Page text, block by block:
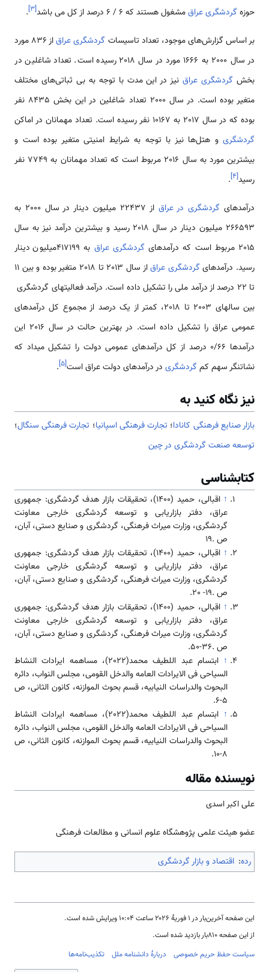
حوزه گردشگری عراقمشغول هستند که 6 / 6 درصد از کل می باشد [۳]
.
بر اساس گزارش‌های موجود، تعداد تاسیسات گردشگری عراق
از 836 مورد
در سال 2000 به 1666 مورد در سال 2018 رسیده است. تعداد شاغلین در
بخش گردشگری عراقنیز در این مدت با توجه به بی­ ثباتی‌های مختلف
متغیر بوده است. در سال 2000 تعداد شاغلین در این بخش 8435 نفر
بوده که در سال 2017 به 10167 نفر رسیده است. تعداد مهمانان در اماکن
گردشگری و هتل‌ها نیز با توجه به شرایط امنیتی متغیر بوده است و
بیشترین مورد به سال 2016 مربوط است که تعداد مهمانان به 7749 نفر
رسید[۴]
.
درآمدهای گردشگری در عراق
از 22437 میلیون دینار در سال 2000 به
266593 میلیون دینار در سال 2018 رسید و بیشترین درآمد نیز به سال
2015 مربوط است که درآمدهای
گردشگری عراق
به 417199میلیون دینار
رسید. درآمدهای گردشگری عراق
از سال 2013 تا 2018 متغیر بوده و بین 11
تا 22 درصد از درآمد ملی را تشکیل داده است. درآمد فعالیتهای گردشگری
بین سالهای 2003 تا 2018، کمتر از یک درصد از مجموع کل درآمدهای
عمومی عراق را تشکیل داده است. در بهترین حالت در سال 2016 این
درآمدها 0/66 درصد از کل درآمدهای عمومی دولت را تشکیل می­داد که
نشاتنگر سهم کم گردشگری در درآمدهای دولت عراق است[۵]
.
نیز نگاه کنید به
بازار صنایع فرهنگی کانادا؛ تجارت فرهنگی اسپانیا؛ تجارت فرهنگی سنگال؛
توسعه صنعت گردشگری در چین
کتابشناسی
↑
اقبالی، حمید (1400)، تحقیقات بازار هدف گردشگری: جمهوری
عراق، دفتر بازاریابی و توسعه گردشگری خارجی معاونت
گردشگری، وزارت میراث فرهنگی، گردشگری و صنایع دستی، آبان،
ص .19
↑
اقبالی، حمید (1400)، تحقیقات بازار هدف گردشگری: جمهوری
عراق، دفتر بازاریابی و توسعه گردشگری خارجی معاونت
گردشگری، وزارت میراث فرهنگی، گردشگری و صنایع دستی، آبان،
ص .19- 20.
↑
اقبالی، حمید (1400)، تحقیقات بازار هدف گردشگری: جمهوری
عراق، دفتر بازاریابی و توسعه گردشگری خارجی معاونت
گردشگری، وزارت میراث فرهنگی، گردشگری و صنایع دستی، آبان،
ص .36-50.
↑
ابتسام عبد اللطيف محمد(2022)، مساهمه ايرادات النشاط
السياحی فی الايرادات العامه والدخل القومی، مجلس النواب، دائره
البحوث والدراسات النيابيه، قسم بحوث الموازنه، كانون الثانی، ص
5-6.
↑
ابتسام عبد اللطيف محمد(2022)، مساهمه ايرادات النشاط
السياحی فی الايرادات العامه والدخل القومی، مجلس النواب، دائره
البحوث والدراسات النيابيه، قسم بحوث الموازنه، كانون الثانی، ص
8-10.
نویسنده مقاله
علی اکبر اسدی
عضو هیئت علمی پژوهشگاه علوم انسانی و مطالعات فرهنگی
رده: اقتصاد و بازار گردشگری
این صفحه آخرین‌بار در ‏۱ فوریهٔ ۲۰۲۶ ساعت ‏۱۰:۰۴ ویرایش شده است.
از این صفحه ۸۱۰بار بازدید شده است.
سیاست حفظ حریم خصوصی
دربارهٔ دانشنامه ملل تکذیب‌نامه‌ها